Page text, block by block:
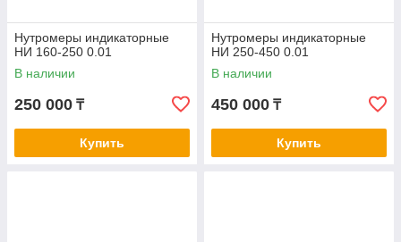
Нутромеры индикаторные
НИ 160-250 0.01
В наличии
250 000 ₸
Купить
Нутромеры индикаторные
НИ 250-450 0.01
В наличии
450 000 ₸
Купить